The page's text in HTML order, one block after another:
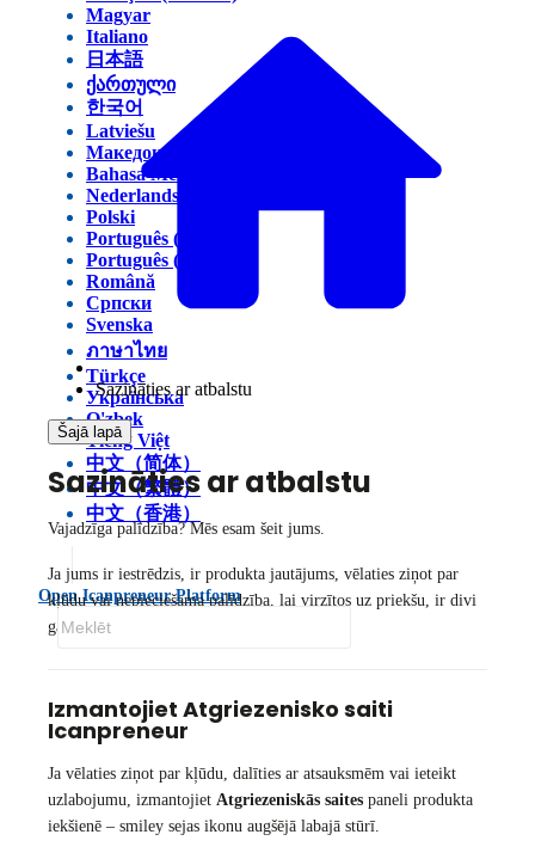
Magyar
Italiano
日本語
ქართული
한국어
Latviešu
Македонски
Bahasa Melayu
Nederlands
Polski
Português (Brasil)
Português (Portugal)
Română
Српски
Svenska
ภาษาไทย
Türkçe
Українська
O'zbek
Tiếng Việt
中文（简体）
中文（繁體）
中文（香港）
Open Icanpreneur Platform
Sazināties ar atbalstu
Šajā lapā
Sazināties ar atbalstu
Vajadzīga palīdzība? Mēs esam šeit jums.
Ja jums ir iestrēdzis, ir produkta jautājums, vēlaties ziņot par
kļūdu vai nepieciešama palīdzība, lai virzītos uz priekšu, ir divi
galvenie veidi, kā sazināties ar mums.
Izmantojiet Atgriezenisko saiti
Icanpreneur
Ja vēlaties ziņot par kļūdu, dalīties ar atsauksmēm vai ieteikt
uzlabojumu, izmantojiet Atgriezeniskās saites paneli produkta
iekšienē – smiley sejas ikonu augšējā labajā stūrī.